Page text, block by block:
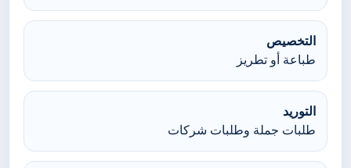
التخصيص
طباعة أو تطريز
التوريد
طلبات جملة وطلبات شركات